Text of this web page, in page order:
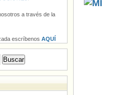
a través de la
escríbenos AQUÍ